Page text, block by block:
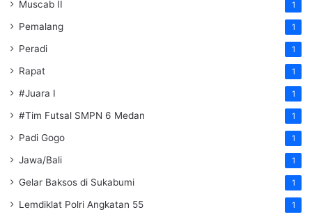
Muscab II 1
Pemalang 1
Peradi 1
Rapat 1
#Juara I 1
#Tim Futsal SMPN 6 Medan 1
Padi Gogo 1
Jawa/Bali 1
Gelar Baksos di Sukabumi 1
Lemdiklat Polri Angkatan 55 1